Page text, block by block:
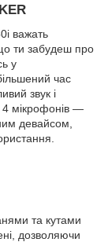
важать
ти забудеш про
у
час
звук і
4 мікрофонів —
девайсом,
та кутами
дозволяючи